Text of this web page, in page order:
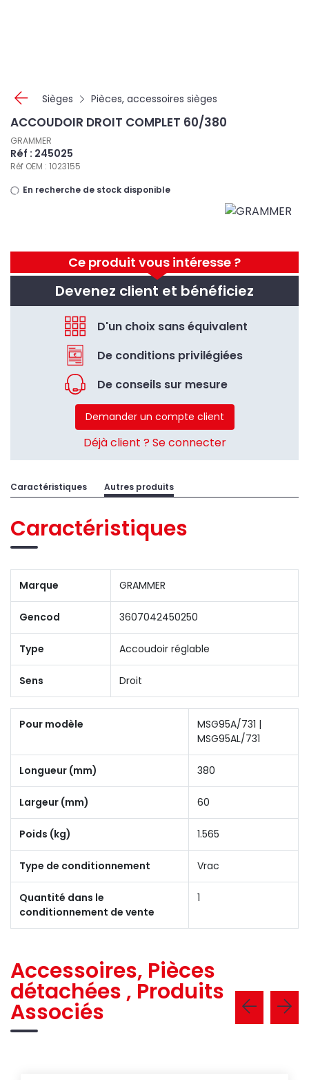
Sièges Pièces, accessoires sièges
Ce produit vous intéresse ?
Devenez client et bénéficiez
D'un choix sans équivalent
De conditions privilégiées
De conseils sur mesure
Demander un compte client
Déjà client ? Se connecter
ACCOUDOIR DROIT COMPLET 60/380
GRAMMER
Réf : 245025
Réf OEM : 1023155
En recherche de stock disponible
Caractéristiques Autres produits
Caractéristiques
Marque GRAMMER
Gencod 3607042450250
Type Accoudoir réglable
Sens Droit
Pour modèle
MSG95A/731 |
MSG95AL/731
Longueur (mm) 380
Largeur (mm) 60
Poids (kg) 1.565
Type de conditionnement Vrac
Quantité dans le
conditionnement de vente
1
Accessoires, Pièces
détachées , Produits
Associés